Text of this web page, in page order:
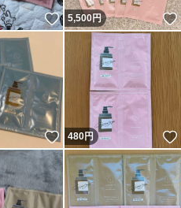
いいね！
5,500円
いいね！
480円